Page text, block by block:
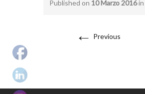
Published on 10 Marzo 2016in
← Previous